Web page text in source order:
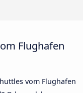
Flughafen
vom Flughafen